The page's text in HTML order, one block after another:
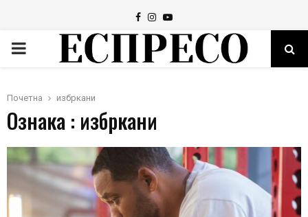
Facebook
Instagram
Youtube
PRIMARY
Почетна избркани
Ознака : избркани